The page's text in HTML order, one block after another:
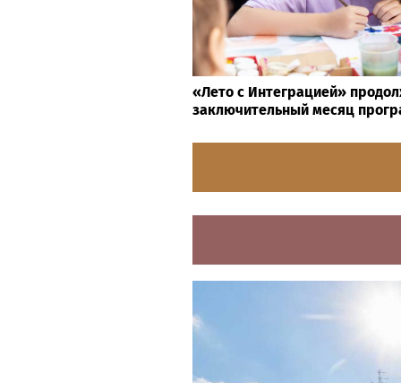
«Лето с Интеграцией»
заключительный месяц